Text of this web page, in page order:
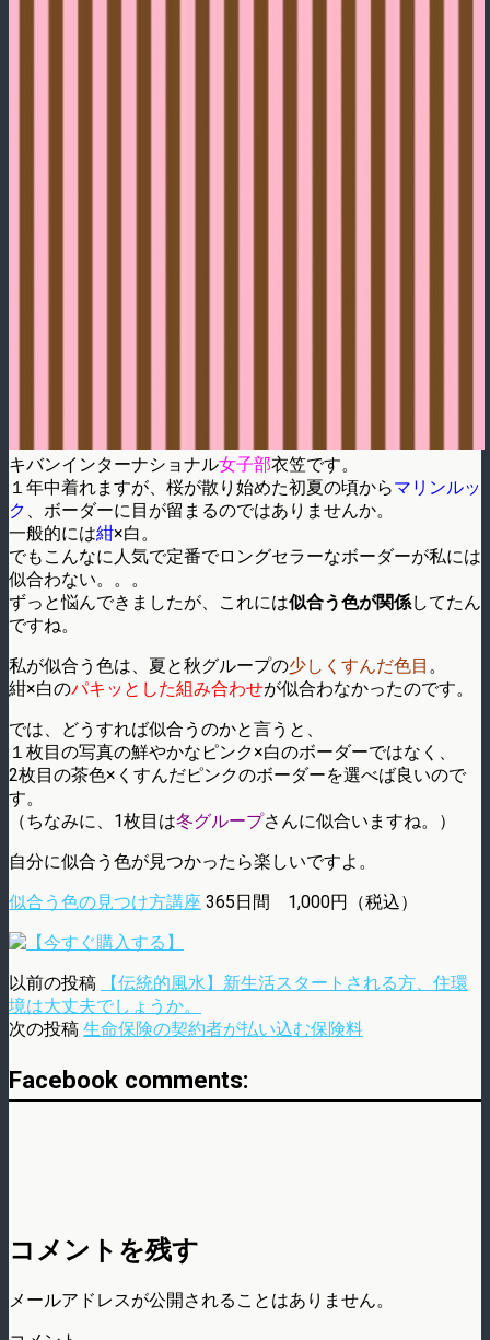
キバンインターナショナル女子部衣笠です。
１年中着れますが、桜が散り始めた初夏の頃からマリンルッ
ク 、ボーダーに目が留まるのではありませんか。
一般的には紺×白。
でもこんなに人気で定番でロングセラーなボーダーが私には
似合わない。。。
ずっと悩んできましたが、これには似合う色が関係してたん
ですね。
私が似合う色は、夏と秋グループの少しくすんだ色目 。
紺×白のパキッとした組み合わせが似合わなかったのです。
では、どうすれば似合うのかと言うと、
１枚目の写真の鮮やかなピンク×白のボーダーではなく、
2枚目の茶色×くすんだピンクのボーダーを選べば良いので
す。
（ちなみに、1枚目は冬グループさんに似合いますね。）
自分に似合う色が見つかったら楽しいですよ。
似合う色の見つけ方講座 365日間 1,000円（税込）
以前の投稿
【伝統的風水】新生活スタートされる方、住環
境は大丈夫でしょうか。
次の投稿 生命保険の契約者が払い込む保険料
Facebook comments:
コメントを残す
メールアドレスが公開されることはありません。